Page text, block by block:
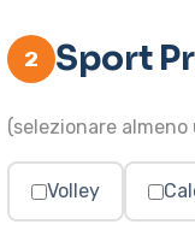
2 Sport
(selezionare
Volley